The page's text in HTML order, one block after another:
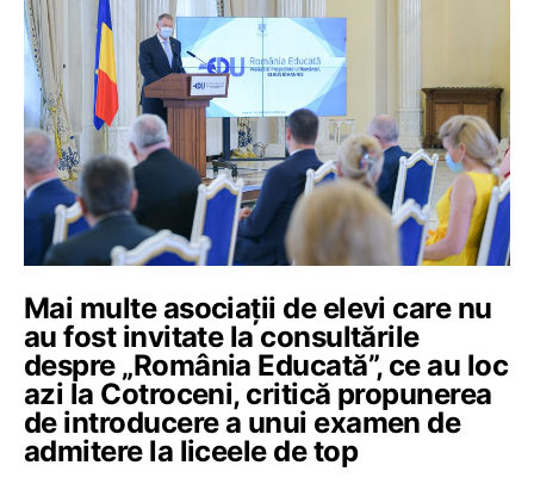
Mai multe asociații de elevi care nu
au fost invitate la consultările
despre „România Educată”, ce au loc
azi la Cotroceni, critică propunerea
de introducere a unui examen de
admitere la liceele de top